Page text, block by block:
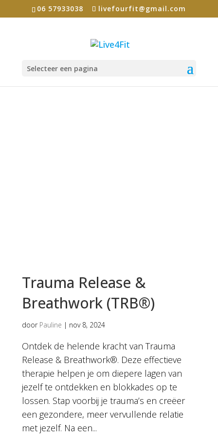
06 57933038 livefourfit@gmail.com
Selecteer een pagina
Trauma Release &
Breathwork (TRB®)
door Pauline | nov 8, 2024
Ontdek de helende kracht van Trauma
Release & Breathwork®. Deze effectieve
therapie helpen je om diepere lagen van
jezelf te ontdekken en blokkades op te
lossen. Stap voorbij je trauma’s en creëer
een gezondere, meer vervullende relatie
met jezelf. Na een...